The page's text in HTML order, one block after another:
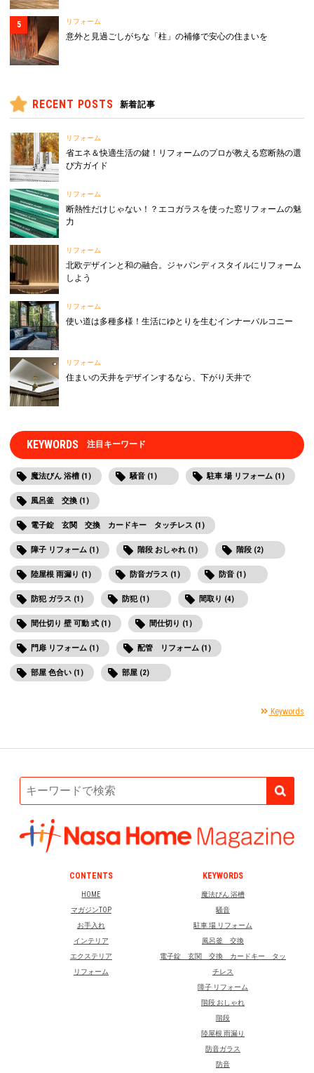
リフォーム
意外と見過ごしがちな「柱」の補修で安心の住まいを
RECENT POSTS 新着記事
リフォーム
省エネ＆快適生活の鍵！リフォームのプロが教える窓断熱の選
び方ガイド
リフォーム
断熱性だけじゃない！？エコガラスを使った窓リフォームの魅
力
リフォーム
北欧デザインと和の融合。ジャパンディスタイルにリフォーム
しよう
リフォーム
使い道は多種多様！生活にゆとりを生むインナーバルコニー
リフォーム
住まいの天井をデザインするなら、下がり天井で
KEYWORDS 注目キーワード
魔法びん 浴槽 (1) 騒音 (1) 駐車 場 リフォーム (1)
風呂釜 交換 (1)
電子錠 玄関 交換 カードキー タッチレス (1)
障子 リフォーム (1) 階段 おしゃれ (1) 階段 (2)
陸屋根 雨漏り (1) 防音ガラス (1) 防音 (1)
防犯 ガラス (1) 防犯 (1) 間取り (4)
間仕切り 壁 可動 式 (1) 間仕切り (1)
門扉 リフォーム (1) 配管 リフォーム (1)
部屋 色合い (1) 部屋 (2)
Keywords
CONTENTS
HOME
マガジンTOP
お手入れ
インテリア
エクステリア
リフォーム
KEYWORDS
魔法びん 浴槽
騒音
駐車 場 リフォーム
風呂釜 交換
電子錠 玄関 交換 カードキー タッ
チレス
障子 リフォーム
階段 おしゃれ
階段
陸屋根 雨漏り
防音ガラス
防音